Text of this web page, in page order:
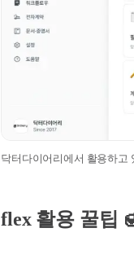
닥터다이어리에서 활용하고
flex 활용 꿀팁